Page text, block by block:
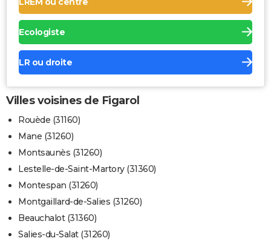
Ecologiste
LR ou droite
Villes voisines de Figarol
Rouède (31160)
Mane (31260)
Montsaunès (31260)
Lestelle-de-Saint-Martory (31360)
Montespan (31260)
Montgaillard-de-Salies (31260)
Beauchalot (31360)
Salies-du-Salat (31260)